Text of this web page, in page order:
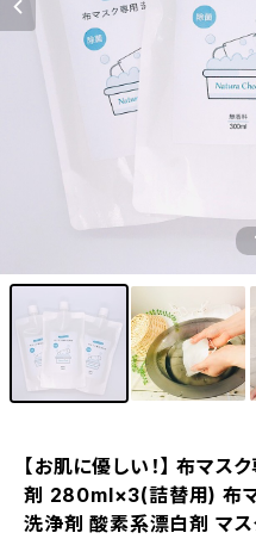
【お肌に優しい！】 布マ
剤 280ml×3(詰替用) 布
洗浄剤 酸素系漂白剤 マ